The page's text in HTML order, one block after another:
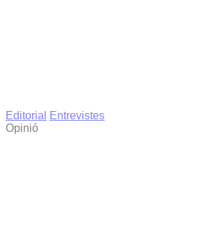
Editorial
Entrevistes
Opinió